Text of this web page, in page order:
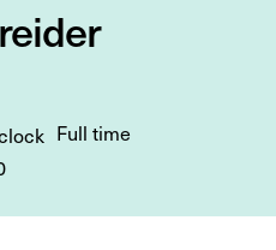
Full time